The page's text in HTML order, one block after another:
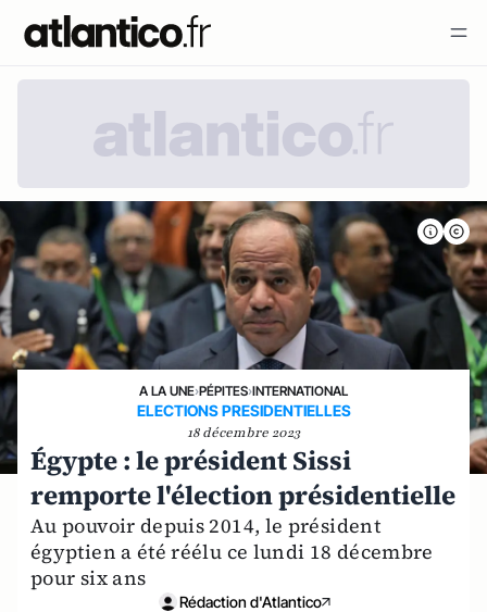
A LA UNE›PÉPITES›INTERNATIONAL
ELECTIONS PRESIDENTIELLES
18 décembre 2023
Égypte : le président Sissi
remporte l'élection présidentielle
Au pouvoir depuis 2014, le président
égyptien a été réélu ce lundi 18 décembre
pour six ans
Rédaction d'Atlantico